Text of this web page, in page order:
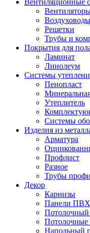
Вентиляционные
Решетки
Трубы и
Покрытия для
Ламинат
Линолеум
Системы
Пенопласт
Утеплитель
Системы
Изделия из
Арматура
Профлист
Разное
Трубы
Декор
Карнизы
Панели ПВХ
Потолочный
Напольный